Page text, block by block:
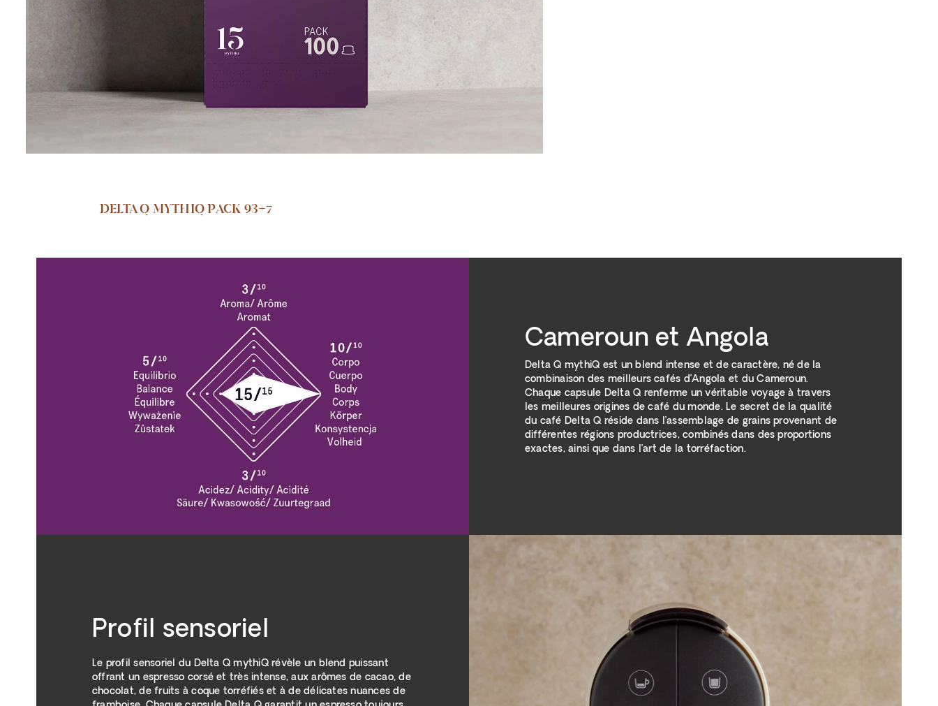
DELTA Q MYTHIQ PACK 93+7
Cameroun et Angola
Delta Q mythiQ est un blend intense et de caractère, né de la
combinaison des meilleurs cafés d’Angola et du Cameroun.
Chaque capsule Delta Q renferme un véritable voyage à travers
les meilleures origines de café du monde. Le secret de la qualité
du café Delta Q réside dans l’assemblage de grains provenant de
différentes régions productrices, combinés dans des proportions
exactes, ainsi que dans l’art de la torréfaction.
Profil sensoriel
Le profil sensoriel du Delta Q mythiQ révèle un blend puissant
offrant un espresso corsé et très intense, aux arômes de cacao, de
chocolat, de fruits à coque torréfiés et à de délicates nuances de